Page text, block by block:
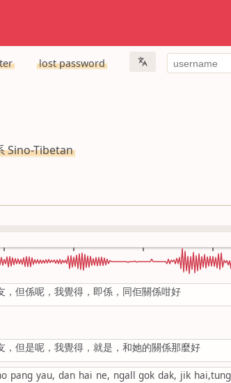
lost password
Sino-Tibetan
，但係呢，我覺得，即係，同佢關係咁好
，但是呢，我覺得，就是，和她的關係那麼好
pang yau, dan hai ne, ngall gok dak, jik